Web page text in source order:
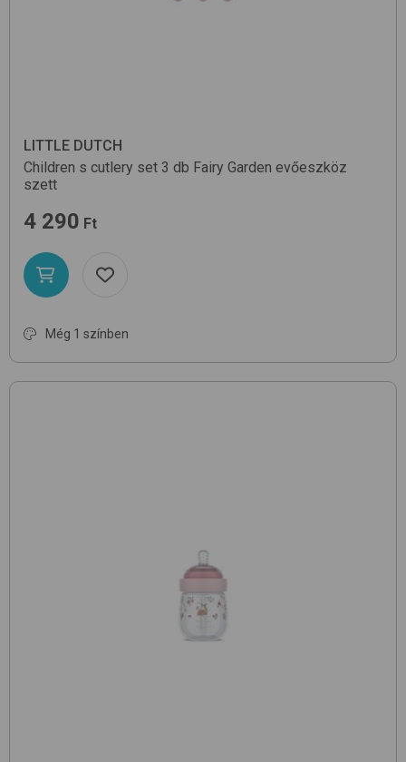
LITTLE DUTCH
Children s cutlery set 3 db Fairy Garden evőeszköz
szett
4 290 Ft
Még 1 színben